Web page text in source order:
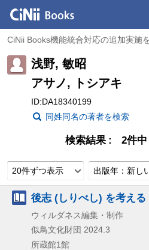
CiNii Books機能統合対応の追加実施
浅野, 敏昭
アサノ, トシアキ
ID:DA18340199
同姓同名の著者を検索
検索結果 2件
20件ずつ表示 出版年：新し
後志 (しりべし) を考え
ウィルダネス編集・制作
似鳥文化財団 2024.3
所蔵館1館